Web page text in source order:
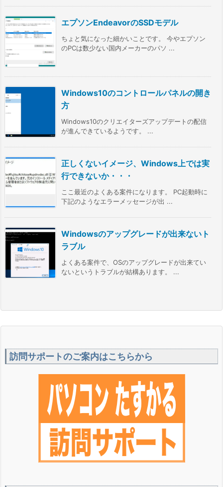
エプソンEndeavorのSSDモデル
ちょと気になった細かいことです。 今やエプソン
のPCは数少ない国内メーカーのパソ ...
Windows10のコントロールパネルの開き
方
Windows10のクリエイターズアップデートの配信
が進んできているようです。 ...
正しくないイメージ、Windows上では実
行できないか・・・
ここ最近のよくある案件になります。 PC起動時に
下記のようなエラーメッセージが出 ...
Windowsのアップグレードが出来ないト
ラブル
よくある案件で、OSのアップグレードが出来てい
ないというトラブルが結構あります。 ...
訪問サポートのご案内はこちらから